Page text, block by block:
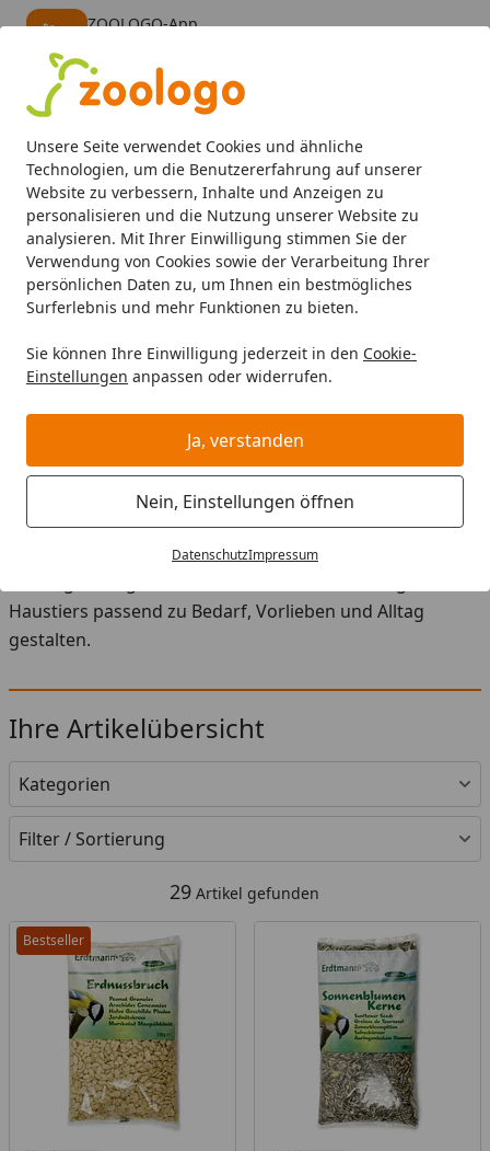
Unsere Seite verwendet Cookies und ähnliche
Technologien, um die Benutzererfahrung auf unserer
Website zu verbessern, Inhalte und Anzeigen zu
personalisieren und die Nutzung unserer Website zu
analysieren. Mit Ihrer Einwilligung stimmen Sie der
Verwendung von Cookies sowie der Verarbeitung Ihrer
persönlichen Daten zu, um Ihnen ein bestmögliches
Surferlebnis und mehr Funktionen zu bieten.
Sie können Ihre Einwilligung jederzeit in den Cookie-
Einstellungen anpassen oder widerrufen.
Ja, verstanden
Nein, Einstellungen öffnen
DatenschutzImpressum
ZOOLOGO-App
Alle Produkte
Mein Konto
Suchen
Nüsse & Kerne
Vogel Wildvogelfutter Nüsse & Kerne
In der Kategorie Nüsse & Kerne für Vögel finden Sie eine
sorgfältig zusammengestellte Auswahl an Futter, Snacks
Haustiers passend zu Bedarf, Vorlieben und Alltag
gestalten.
Ihre Artikelübersicht
Kategorien
Filter / Sortierung
29 Artikel gefunden
Bestseller